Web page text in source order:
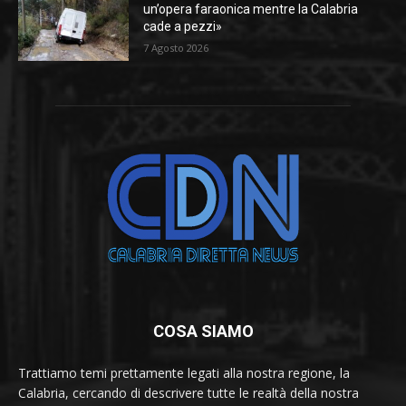
un’opera faraonica mentre la Calabria
cade a pezzi»
7 Agosto 2026
COSA SIAMO
Trattiamo temi prettamente legati alla nostra regione, la
Calabria, cercando di descrivere tutte le realtà della nostra